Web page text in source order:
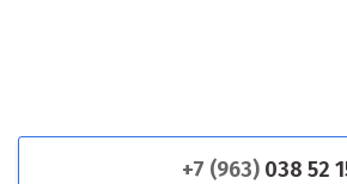
+7 (963) 038 52